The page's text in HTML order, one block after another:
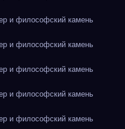
и философский камень
и философский камень
и философский камень
и философский камень
и философский камень